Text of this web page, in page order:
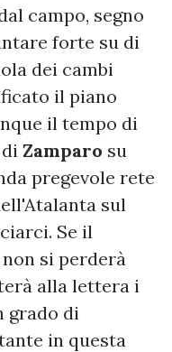
campo, segno
forte su di
dei cambi
il piano
il tempo di
Zamparo su
pregevole rete
sul
Se il
si perderà
alla lettera i
grado di
in questa